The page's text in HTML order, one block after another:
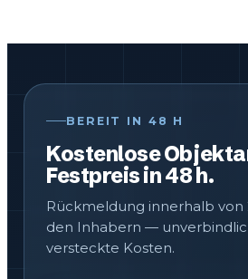
BEREIT IN 48 H
Kostenlose
Festpreis in 48 h.
Rückmeldung innerhalb von
den Inhabern —
versteckte Kosten.